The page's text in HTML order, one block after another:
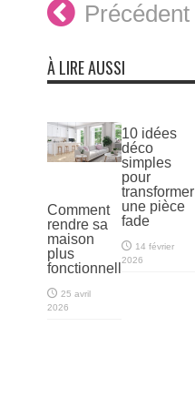
Précédent
À LIRE AUSSI
Comment
rendre sa
maison
plus
fonctionnelle
25 avril
2026
10 idées
déco
simples
pour
transformer
une pièce
fade
14 février
2026